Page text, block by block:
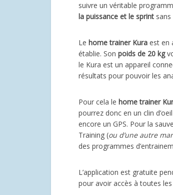
suivre un véritable
la puissance et le sprint
Le home trainer Kura est en
établie. Son poids de 20 kg
le Kura est un appareil
résultats pour pouvoir les
Pour cela le home trainer
pourrez donc en un clin
encore un GPS. Pour la
Training (ou d’une autre
des programmes
L’application est gratuite
pour avoir accès à toutes